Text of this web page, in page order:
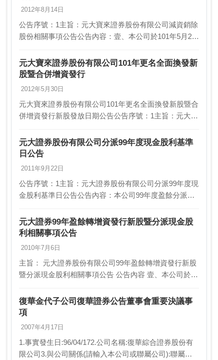
2012年8月14日
公告序號：1主旨：元大寶來證券股份有限公司減資銷除
股份相關事項公告公告內容：壹、本公司於101年5月24
同)12,000,000,000元，銷除已發行…
元大寶來證券股份有限公司101年更名全面換發新
股暨合併增資發行
2012年5月30日
元大寶來證券股份有限公司101年更名全面換發新股暨合
併增資發行新股發放日期公告公告序號：1主旨：元大寶
發行新股發放日期公告公告內容：壹、本公司經1…
元大證券股份有限公司分派99年度現金股利基準
日公告
2011年9月22日
公告序號：1主旨：元大證券股份有限公司分派99年度現
金股利基準日公告公告內容：本公司99年度盈餘分派案
二八條之一及金融控股法第十五條第一項規定…
元大證券99年盈餘轉增資發行新股暨分派現金股
利相關事項公告
2010年7月6日
主旨： 元大證券股份有限公司99年盈餘轉增資發行新股
暨分派現金股利相關事項公告 公告內容 壹、本公司於99
東會職權)決議辦理盈餘轉增資發行新股3…
復華金代子公司復華證券公告董事會重要決議事
項
2007年4月17日
1.事實發生日:96/04/172.公司名稱:復華綜合證券股份有
限公司3.與公司關係(請輸入本公司或聯屬公司):聯屬公